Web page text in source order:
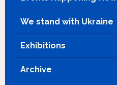
We stand with Ukraine
Exhibitions
Archive